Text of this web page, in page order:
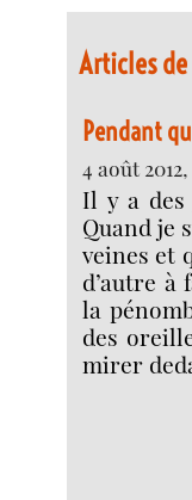
Articles
Pendant
4 août
Il y a des
Quand je
veines et
d’autre
la
des
mirer